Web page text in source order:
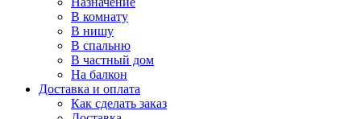
В комнату
В нишу
В спальню
В частный дом
На балкон
Доставка и оплата
Как сделать заказ